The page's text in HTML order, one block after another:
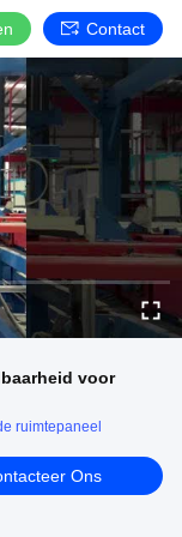
Contact
voor
ruimtepaneel
Ons